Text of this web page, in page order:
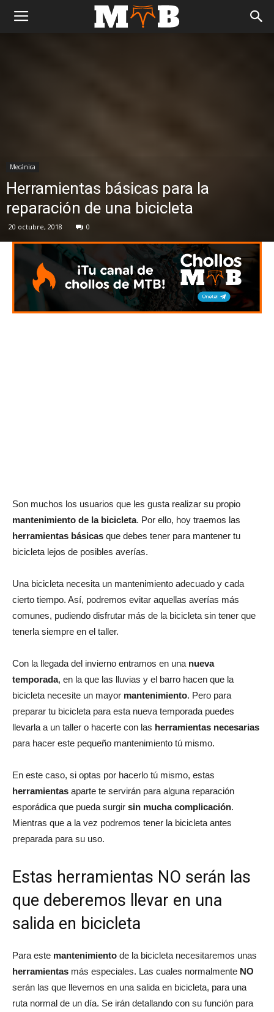
Mecánica
Herramientas básicas para la
reparación de una bicicleta
20 octubre, 2018 0
Son muchos los usuarios que les gusta realizar su propio
mantenimiento de la bicicleta. Por ello, hoy traemos las
herramientas básicas que debes tener para mantener tu
bicicleta lejos de posibles averías.
Una bicicleta necesita un mantenimiento adecuado y cada
cierto tiempo. Así, podremos evitar aquellas averías más
comunes, pudiendo disfrutar más de la bicicleta sin tener que
tenerla siempre en el taller.
Con la llegada del invierno entramos en una nueva
temporada, en la que las lluvias y el barro hacen que la
bicicleta necesite un mayor mantenimiento. Pero para
preparar tu bicicleta para esta nueva temporada puedes
llevarla a un taller o hacerte con las herramientas necesarias
para hacer este pequeño mantenimiento tú mismo.
En este caso, si optas por hacerlo tú mismo, estas
herramientas aparte te servirán para alguna reparación
esporádica que pueda surgir sin mucha complicación.
Mientras que a la vez podremos tener la bicicleta antes
preparada para su uso.
Estas herramientas NO serán las
que deberemos llevar en una
salida en bicicleta
Para este mantenimiento de la bicicleta necesitaremos unas
herramientas más especiales. Las cuales normalmente NO
serán las que llevemos en una salida en bicicleta, para una
ruta normal de un día. Se irán detallando con su función para